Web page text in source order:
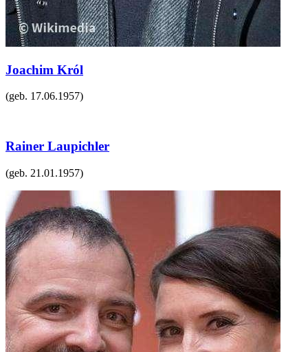
Joachim Król
(geb. 17.06.1957)
Rainer Laupichler
(geb. 21.01.1957)